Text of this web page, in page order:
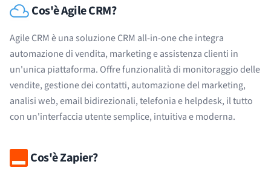
Cos'è Agile CRM?
Agile CRM è una soluzione CRM all-in-one che integra
automazione di vendita, marketing e assistenza clienti in
un'unica piattaforma. Offre funzionalità di monitoraggio delle
vendite, gestione dei contatti, automazione del marketing,
analisi web, email bidirezionali, telefonia e helpdesk, il tutto
con un'interfaccia utente semplice, intuitiva e moderna.
Cos'è Zapier?